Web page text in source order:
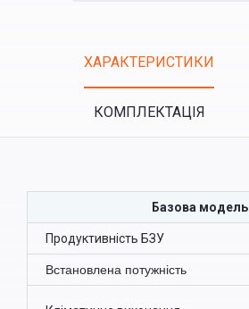
ХАРАКТЕРИСТИКИ
TAB)
КОМПЛЕКТАЦІЯ
Базова модель
Продуктивність БЗУ
Встановлена потужність